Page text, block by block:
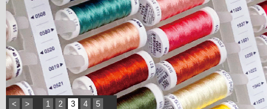
< > 1 2 3 4 5